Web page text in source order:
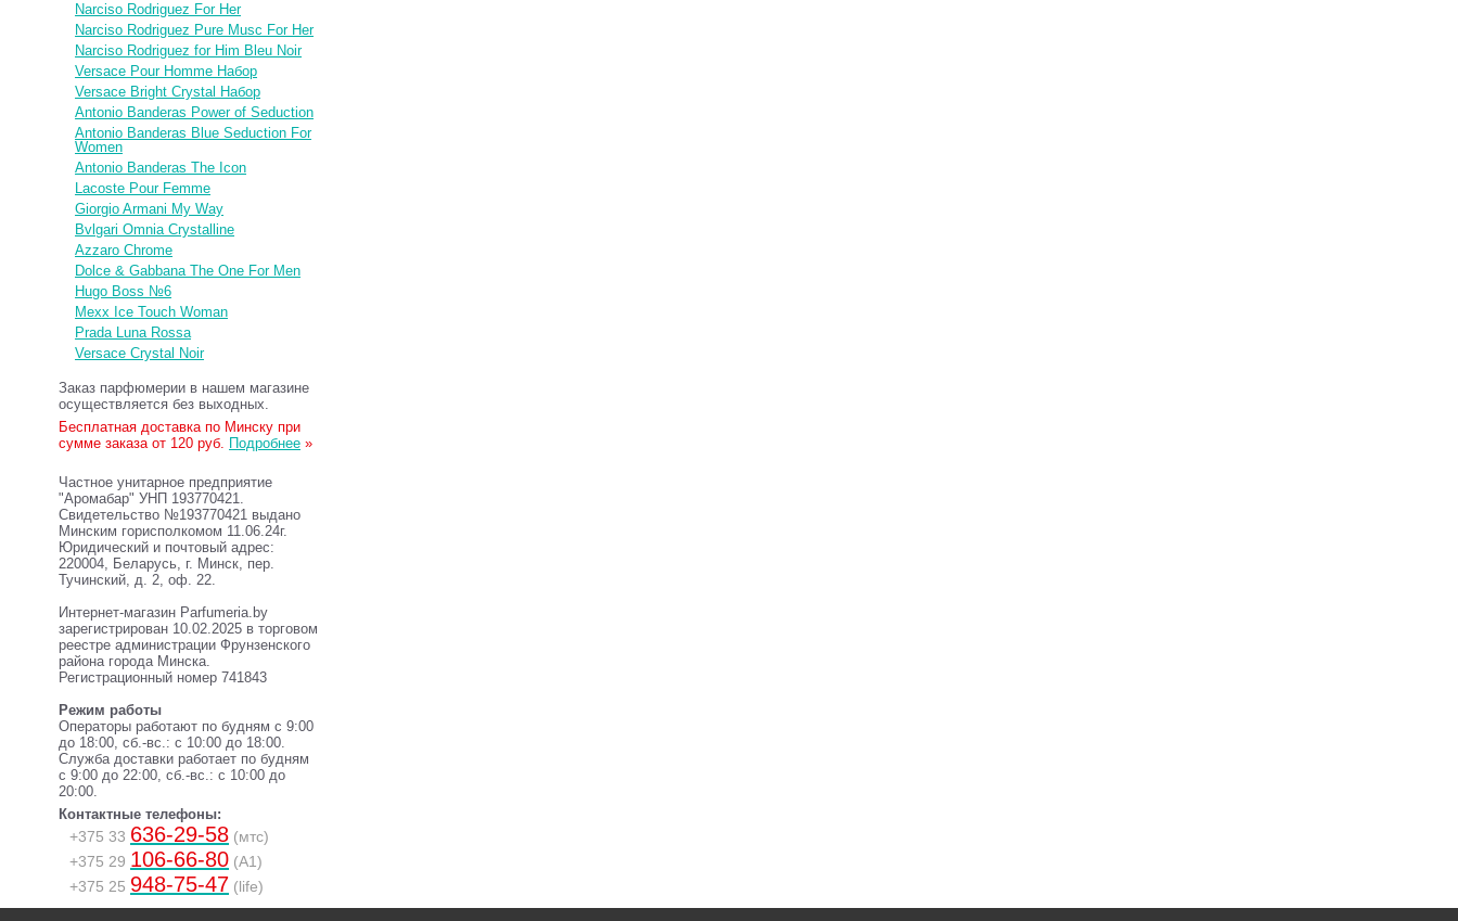
Narciso Rodriguez For Her
Narciso Rodriguez Pure Musc For Her
Narciso Rodriguez for Him Bleu Noir
Versace Pour Homme Набор
Versace Bright Crystal Набор
Antonio Banderas Power of Seduction
Antonio Banderas Blue Seduction For
Women
Antonio Banderas The Icon
Lacoste Pour Femme
Giorgio Armani My Way
Bvlgari Omnia Crystalline
Azzaro Chrome
Dolce & Gabbana The One For Men
Hugo Boss №6
Mexx Ice Touch Woman
Prada Luna Rossa
Versace Crystal Noir
Заказ парфюмерии в нашем магазине
осуществляется без выходных.
Бесплатная доставка по Минску при
сумме заказа от 120 руб. Подробнее »
Частное унитарное предприятие
"Аромабар" УНП 193770421.
Свидетельство №193770421 выдано
Минским горисполкомом 11.06.24г.
Юридический и почтовый адрес:
220004, Беларусь, г. Минск, пер.
Тучинский, д. 2, оф. 22.
Интернет-магазин Parfumeria.by
зарегистрирован 10.02.2025 в торговом
реестре администрации Фрунзенского
района города Минска.
Регистрационный номер 741843
Режим работы
Операторы работают по будням с 9:00
до 18:00, сб.-вс.: с 10:00 до 18:00.
Служба доставки работает по будням
с 9:00 до 22:00, сб.-вс.: с 10:00 до
20:00.
Контактные телефоны:
+375 33 636-29-58 (мтс)
+375 29 106-66-80 (A1)
+375 25 948-75-47 (life)